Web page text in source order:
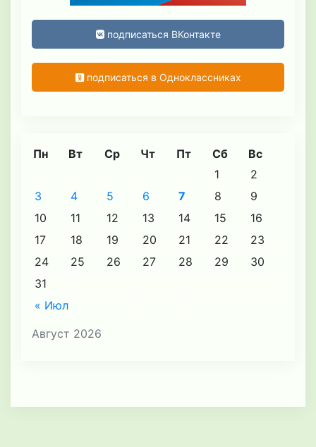
подписаться ВКонтакте
подписаться в Одноклассниках
Август 2026
Пн Вт Ср Чт Пт Сб Вс
« Июл
1
2
3
4 5 6 7 8
9
10
11 12 13 14 15
16
17
18 19 20 21 22
23
24
25 26 27 28 29
30
31